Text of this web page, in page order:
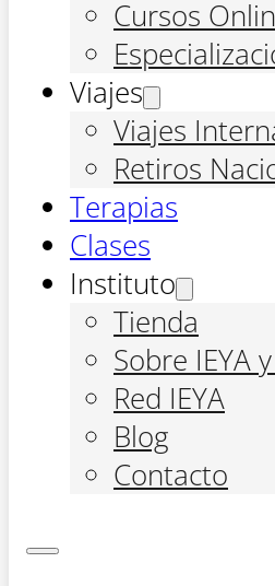
Cursos
Viajes
Viajes
Retiros
Terapias
Clases
Instituto
Tienda
Sobre IEYA
Red IEYA
Blog
Contacto